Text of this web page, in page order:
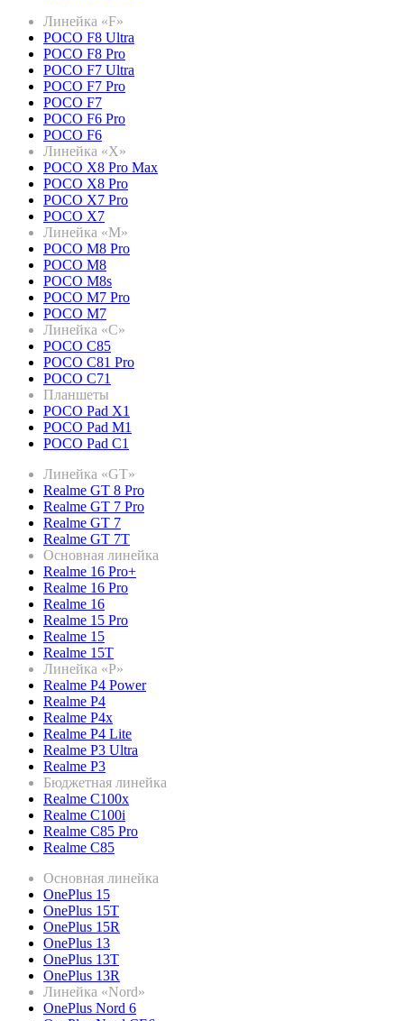
Линейка «F»
POCO F8 Ultra
POCO F8 Pro
POCO F7 Ultra
POCO F7 Pro
POCO F7
POCO F6 Pro
POCO F6
Линейка «X»
POCO X8 Pro Max
POCO X8 Pro
POCO X7 Pro
POCO X7
Линейка «M»
POCO M8 Pro
POCO M8
POCO M8s
POCO M7 Pro
POCO M7
Линейка «C»
POCO C85
POCO C81 Pro
POCO C71
Планшеты
POCO Pad X1
POCO Pad M1
POCO Pad C1
Линейка «GT»
Realme GT 8 Pro
Realme GT 7 Pro
Realme GT 7
Realme GT 7T
Основная линейка
Realme 16 Pro+
Realme 16 Pro
Realme 16
Realme 15 Pro
Realme 15
Realme 15T
Линейка «P»
Realme P4 Power
Realme P4
Realme P4x
Realme P4 Lite
Realme P3 Ultra
Realme P3
Бюджетная линейка
Realme C100x
Realme C100i
Realme C85 Pro
Realme C85
Основная линейка
OnePlus 15
OnePlus 15T
OnePlus 15R
OnePlus 13
OnePlus 13T
OnePlus 13R
Линейка «Nord»
OnePlus Nord 6